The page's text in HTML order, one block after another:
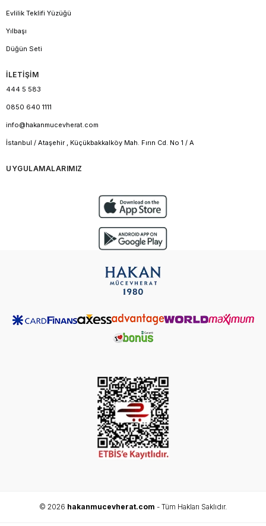
Evlilik Teklifi Yüzüğü
Yılbaşı
Düğün Seti
İLETİŞİM
444 5 583
0850 640 1111
info@hakanmucevherat.com
İstanbul / Ataşehir , Küçükbakkalköy Mah. Fırın Cd. No 1 / A
UYGULAMALARIMIZ
© 2026 hakanmucevherat.com - Tüm Hakları Saklıdır.